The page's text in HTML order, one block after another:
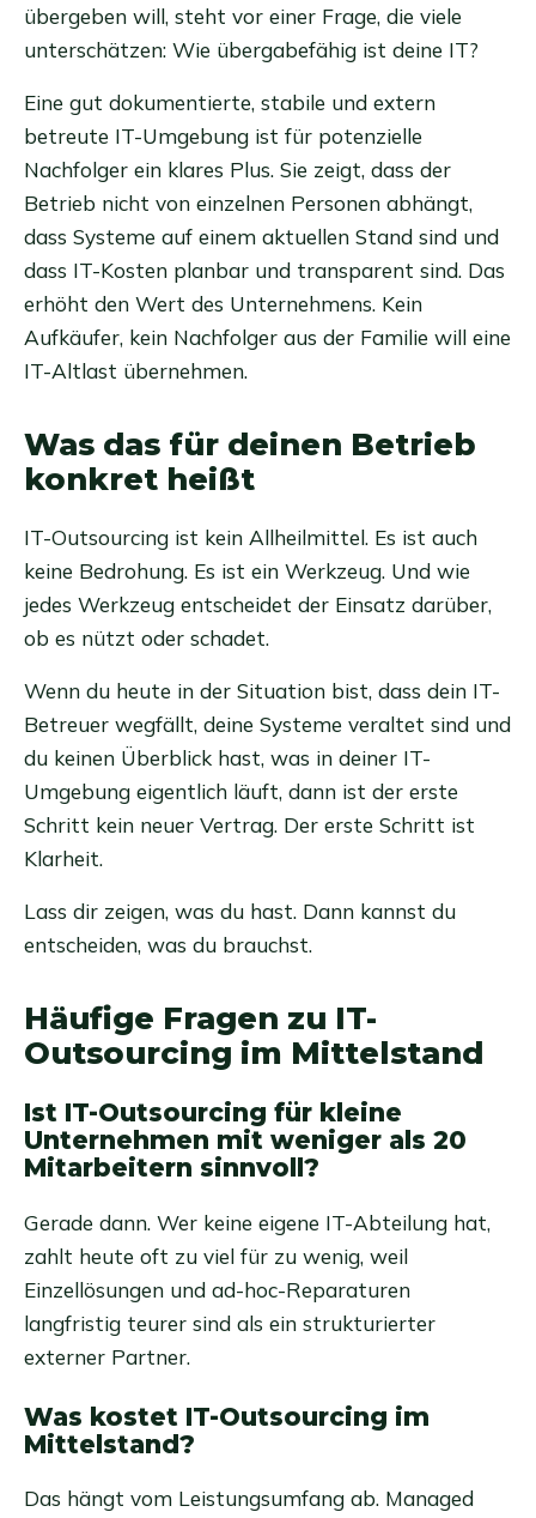
übergeben will, steht vor einer Frage, die viele
unterschätzen: Wie übergabefähig ist deine IT?
Eine gut dokumentierte, stabile und extern
betreute IT-Umgebung ist für potenzielle
Nachfolger ein klares Plus. Sie zeigt, dass der
Betrieb nicht von einzelnen Personen abhängt,
dass Systeme auf einem aktuellen Stand sind und
dass IT-Kosten planbar und transparent sind. Das
erhöht den Wert des Unternehmens. Kein
Aufkäufer, kein Nachfolger aus der Familie will eine
IT-Altlast übernehmen.
Was das für deinen Betrieb
konkret heißt
IT-Outsourcing ist kein Allheilmittel. Es ist auch
keine Bedrohung. Es ist ein Werkzeug. Und wie
jedes Werkzeug entscheidet der Einsatz darüber,
ob es nützt oder schadet.
Wenn du heute in der Situation bist, dass dein IT-
Betreuer wegfällt, deine Systeme veraltet sind und
du keinen Überblick hast, was in deiner IT-
Umgebung eigentlich läuft, dann ist der erste
Schritt kein neuer Vertrag. Der erste Schritt ist
Klarheit.
Lass dir zeigen, was du hast. Dann kannst du
entscheiden, was du brauchst.
Häufige Fragen zu IT-
Outsourcing im Mittelstand
Ist IT-Outsourcing für kleine
Unternehmen mit weniger als 20
Mitarbeitern sinnvoll?
Gerade dann. Wer keine eigene IT-Abteilung hat,
zahlt heute oft zu viel für zu wenig, weil
Einzellösungen und ad-hoc-Reparaturen
langfristig teurer sind als ein strukturierter
externer Partner.
Was kostet IT-Outsourcing im
Mittelstand?
Das hängt vom Leistungsumfang ab. Managed